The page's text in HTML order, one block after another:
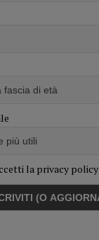
la privacy policy